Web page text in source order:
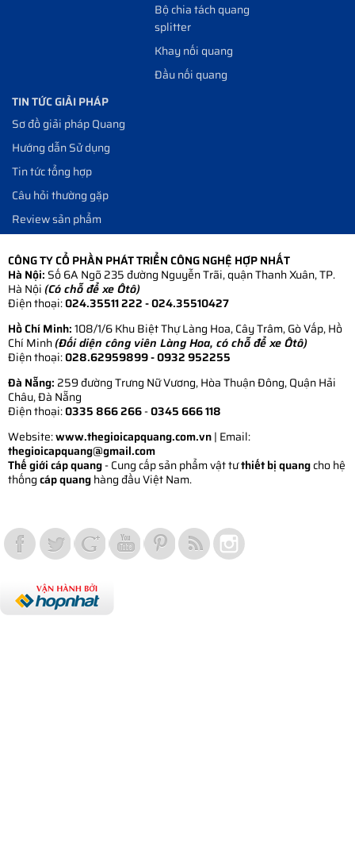
Bộ chia tách quang
splitter
Khay nối quang
Đầu nối quang
TIN TỨC GIẢI PHÁP
Sơ đồ giải pháp Quang
Hướng dẫn Sử dụng
Tin tức tổng hợp
Câu hỏi thường gặp
Review sản phẩm
CÔNG TY CỔ PHẦN PHÁT TRIỂN CÔNG NGHỆ HỢP NHẤT
Hà Nội: Số 6A Ngõ 235 đường Nguyễn Trãi, quận Thanh Xuân, TP.
Hà Nội(Có chỗ để xe Ôtô)
Điện thoại:024.35511 222 - 024.35510427
Hồ Chí Minh:108/1/6 Khu Biệt Thự Làng Hoa, Cây Trâm, Gò Vấp, Hồ
Chí Minh(Đối diện công viên Làng Hoa, có chỗ để xe Ôtô)
Điện thoại:028.62959899- 0932 952255
Đà Nẵng: 259 đường Trưng Nữ Vương, Hòa Thuận Đông, Quận Hải
Châu, Đà Nẵng
Điện thoại:0335 866 266-0345 666 118
Website:www.thegioicapquang.com.vn| Email:
thegioicapquang@gmail.com
Thế giới cáp quang- Cung cấp sản phẩm vật tưthiết bị quangcho hệ
thốngcáp quanghàng đầu Việt Nam.